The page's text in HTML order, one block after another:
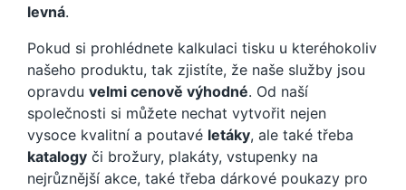
levná.
Pokud si prohlédnete kalkulaci tisku u kteréhokoliv
našeho produktu, tak zjistíte, že naše služby jsou
opravdu velmi cenově výhodné. Od naší
společnosti si můžete nechat vytvořit nejen
vysoce kvalitní a poutavé letáky, ale také třeba
katalogy či brožury, plakáty, vstupenky na
nejrůznější akce, také třeba dárkové poukazy pro